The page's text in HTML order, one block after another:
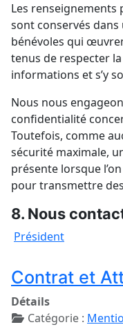
Les renseignements
sont conservés
bénévoles qui
tenus de respecter
informations et s’y
Nous nous
confidentialité
Toutefois, comme
sécurité maximale,
présente lorsque
pour transmettre
8. Nous
Président
Contrat et
Détails
Catégorie :